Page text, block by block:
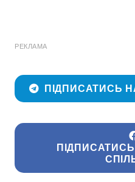
РЕКЛАМА
ПІДПИСАТИСЬ
ПІДПИСАТИСЬ